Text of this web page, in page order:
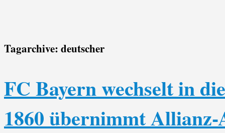
Tagarchive: deutscher
FC Bayern wechselt in
1860 übernimmt